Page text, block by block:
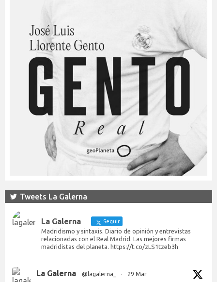
Tweets La Galerna
La Galerna Seguir
Madridismo y sintaxis. Diario de opinión y entrevistas
relacionadas con el Real Madrid. Las mejores firmas
madridistas del planeta. https://t.co/zLS1tzeb3h
La Galerna @lagalerna_ · 29 Mar